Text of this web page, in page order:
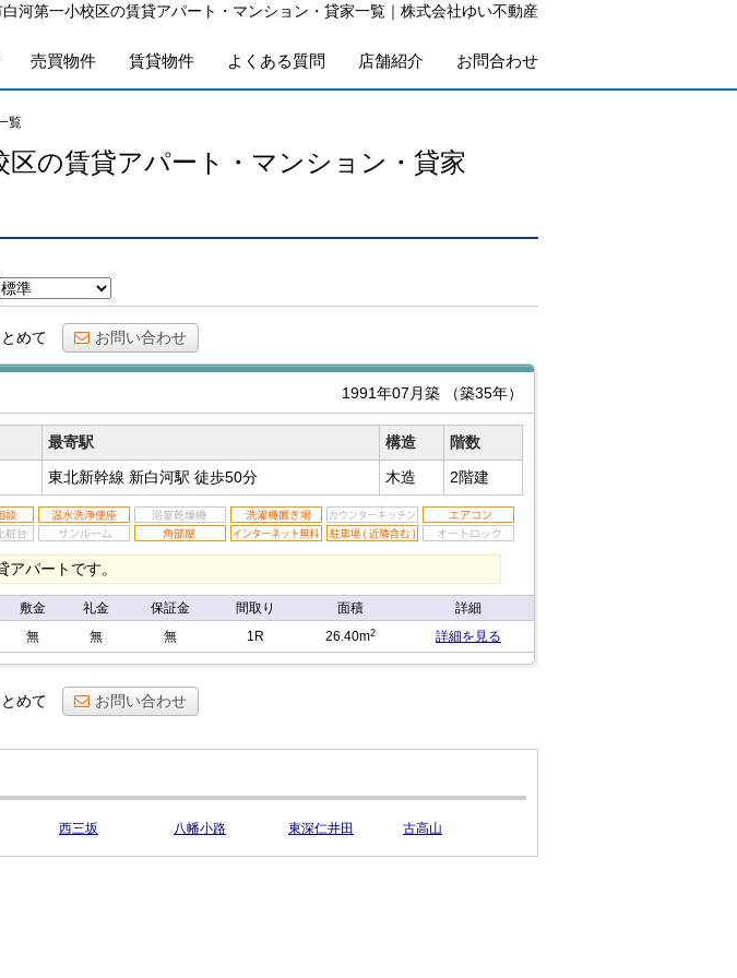
白河第一小校区の賃貸アパート・マンション・貸家一覧｜株式会社ゆい不動産
売買物件 賃貸物件 よくある質問 店舗紹介 お問合わせ
覧
区の賃貸アパート・マンション・貸家
めて お問い合わせ
1991年07月築 （築35年）
最寄駅 構造
階数
東北新幹線 新白河駅 徒歩50分 木造 2階建
パートです。
敷金 礼金 保証金 間取り 面積
詳細
無 無 無 1R 26.40m2 詳細を見る
めて お問い合わせ
西三坂 八幡小路 東深仁井田 古高山